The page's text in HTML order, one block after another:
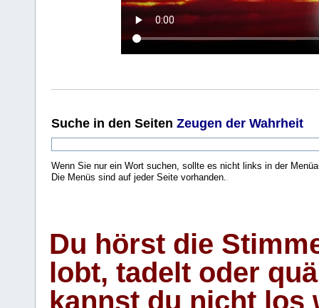
Suche in den Seiten Zeugen der Wahrheit
Wenn Sie nur ein Wort suchen, sollte es nicht links in der
Die Menüs sind auf jeder Seite vorhanden..
Du hörst die
lobt, tadelt oder
kannst du nicht los